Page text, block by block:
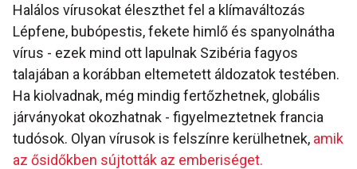
Halálos vírusokat éleszthet fel a klímaváltozás
Lépfene, bubópestis, fekete himlő és spanyolnátha
vírus - ezek mind ott lapulnak Szibéria fagyos
talajában a korábban eltemetett áldozatok testében.
Ha kiolvadnak, még mindig fertőzhetnek, globális
járványokat okozhatnak - figyelmeztetnek francia
tudósok. Olyan vírusok is felszínre kerülhetnek, amik
az ősidőkben sújtották az emberiséget.